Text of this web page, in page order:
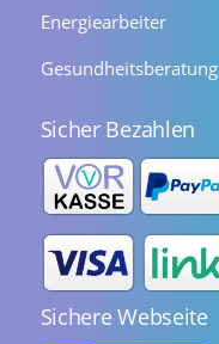
Energiearbeiter
Gesundheitsberatung
Sicher Bezahlen
Sichere Webseite